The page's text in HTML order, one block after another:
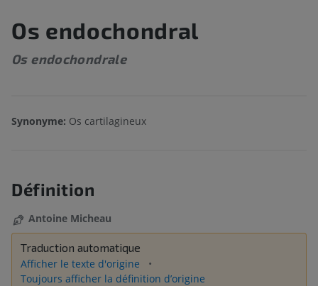
Os endochondral
Os endochondrale
Synonyme: Os cartilagineux
Définition
Antoine Micheau
Traduction automatique
Afficher le texte d'origine
Toujours afficher la définition d’origine